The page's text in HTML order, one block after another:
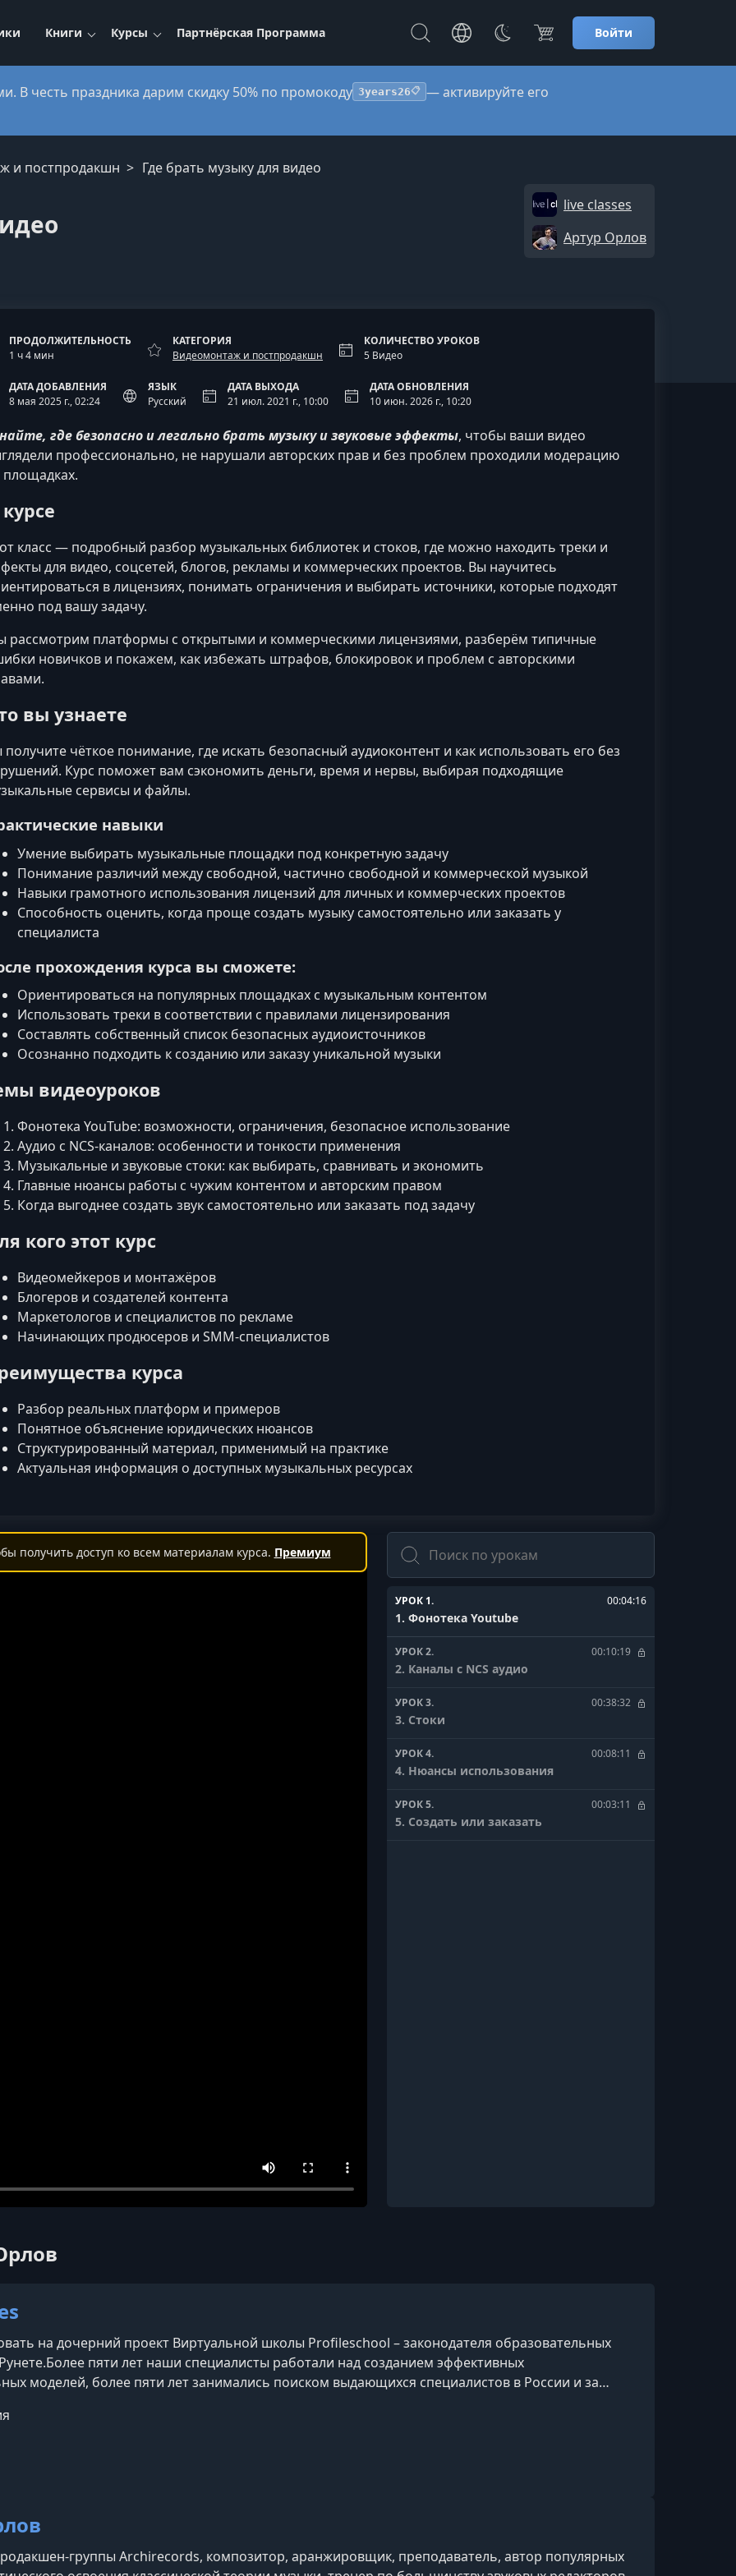
Книги Курсы Партнёрская Программа Войти
В честь праздника дарим скидку 50% по промокоду 3years26📋 — активируйте его
и постпродакшн Где брать музыку для видео
live classes
Артур Орлов
ПРОДОЛЖИТЕЛЬНОСТЬ
1 ч 4 мин
КАТЕГОРИЯ
Видеомонтаж и постпродакшн
КОЛИЧЕСТВО УРОКОВ
5 Видео
ДАТА ДОБАВЛЕНИЯ
8 мая 2025 г., 02:24
ЯЗЫК
Русский
ДАТА ВЫХОДА
21 июл. 2021 г., 10:00
ДАТА ОБНОВЛЕНИЯ
10 июн. 2026 г., 10:20
где безопасно и легально брать музыку и звуковые эффекты, чтобы ваши видео
профессионально, не нарушали авторских прав и без проблем проходили модерацию
площадках.
класс — подробный разбор музыкальных библиотек и стоков, где можно находить треки и
для видео, соцсетей, блогов, рекламы и коммерческих проектов. Вы научитесь
в лицензиях, понимать ограничения и выбирать источники, которые подходят
под вашу задачу.
рассмотрим платформы с открытыми и коммерческими лицензиями, разберём типичные
новичков и покажем, как избежать штрафов, блокировок и проблем с авторскими
вы узнаете
чёткое понимание, где искать безопасный аудиоконтент и как использовать его без
Курс поможет вам сэкономить деньги, время и нервы, выбирая подходящие
сервисы и файлы.
навыки
Умение выбирать музыкальные площадки под конкретную задачу
Понимание различий между свободной, частично свободной и коммерческой музыкой
Навыки грамотного использования лицензий для личных и коммерческих проектов
Способность оценить, когда проще создать музыку самостоятельно или заказать у
специалиста
прохождения курса вы сможете:
Ориентироваться на популярных площадках с музыкальным контентом
Использовать треки в соответствии с правилами лицензирования
Составлять собственный список безопасных аудиоисточников
Осознанно подходить к созданию или заказу уникальной музыки
видеоуроков
Фонотека YouTube: возможности, ограничения, безопасное использование
Аудио с NCS-каналов: особенности и тонкости применения
Музыкальные и звуковые стоки: как выбирать, сравнивать и экономить
Главные нюансы работы с чужим контентом и авторским правом
Когда выгоднее создать звук самостоятельно или заказать под задачу
кого этот курс
Видеомейкеров и монтажёров
Блогеров и создателей контента
Маркетологов и специалистов по рекламе
Начинающих продюсеров и SMM-специалистов
курса
Разбор реальных платформ и примеров
Понятное объяснение юридических нюансов
Структурированный материал, применимый на практике
Актуальная информация о доступных музыкальных ресурсах
получить доступ ко всем материалам курса. Премиум
Поиск
УРОК 1. 00:04:16
1. Фонотека Youtube
УРОК 2. 00:10:19
2. Каналы с NCS аудио
УРОК 3. 00:38:32
3. Стоки
УРОК 4. 00:08:11
4. Нюансы использования
УРОК 5. 00:03:11
5. Создать или заказать
на дочерний проект Виртуальной школы Profileschool – законодателя образовательных
пяти лет наши специалисты работали над созданием эффективных
моделей, более пяти лет занимались поиском выдающихся специалистов в России и за
в новом формате: на первой профессиональной образ
группы Archirecords, композитор, аранжировщик, преподаватель, автор популярных